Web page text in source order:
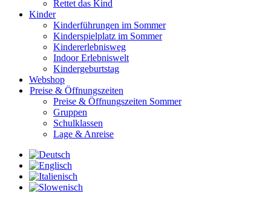
Rettet das Kind
Kinder
Kinderführungen im Sommer
Kinderspielplatz im Sommer
Kindererlebnisweg
Indoor Erlebniswelt
Kindergeburtstag
Webshop
Preise & Öffnungszeiten
Preise & Öffnungszeiten Sommer
Gruppen
Schulklassen
Lage & Anreise